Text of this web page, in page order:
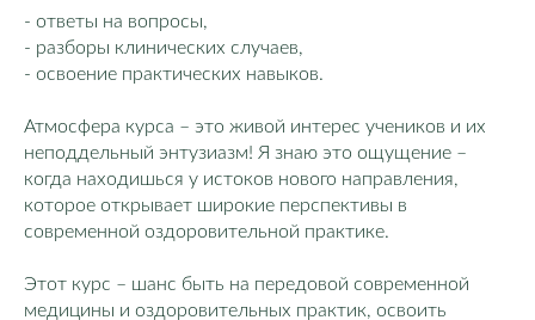
- ответы на вопросы,
- разборы клинических случаев,
- освоение практических навыков.
Атмосфера курса – это живой интерес учеников и их
неподдельный энтузиазм! Я знаю это ощущение –
когда находишься у истоков нового направления,
которое открывает широкие перспективы в
современной оздоровительной практике.
Этот курс – шанс быть на передовой современной
медицины и оздоровительных практик, освоить